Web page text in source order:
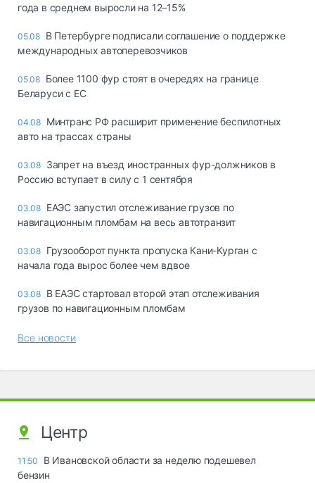
года в среднем выросли на 12–15%
05.08 В Петербурге подписали соглашение о поддержке
международных автоперевозчиков
05.08 Более 1100 фур стоят в очередях на границе
Беларуси с ЕС
04.08 Минтранс РФ расширит применение беспилотных
авто на трассах страны
03.08 Запрет на въезд иностранных фур-должников в
Россию вступает в силу с 1 сентября
03.08 ЕАЭС запустил отслеживание грузов по
навигационным пломбам на весь автотранзит
03.08 Грузооборот пункта пропуска Кани-Курган с
начала года вырос более чем вдвое
03.08 В ЕАЭС стартовал второй этап отслеживания
грузов по навигационным пломбам
Все новости
Центр
11:50
В Ивановской области за неделю подешевел
бензин